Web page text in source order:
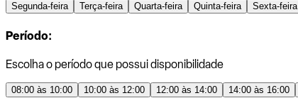
Segunda-feira Terça-feira Quarta-feira Quinta-feira Sexta-feira
Período:
Escolha o período que possui disponibilidade
08:00 às 10:00 10:00 às 12:00 12:00 às 14:00 14:00 às 16:00